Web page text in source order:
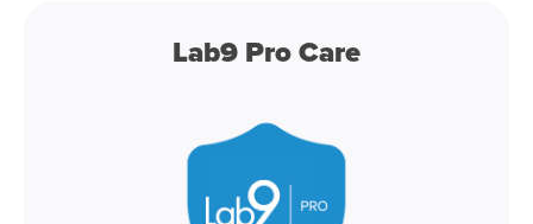
Lab9 Pro Care